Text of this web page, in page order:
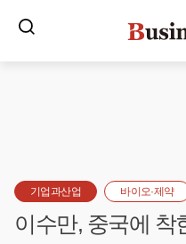
기업과산업 바이오·제약
이수만, 중국에 착